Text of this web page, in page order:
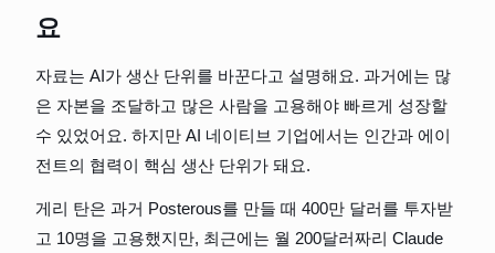
요
자료는 AI가 생산 단위를 바꾼다고 설명해요. 과거에는 많
은 자본을 조달하고 많은 사람을 고용해야 빠르게 성장할
수 있었어요. 하지만 AI 네이티브 기업에서는 인간과 에이
전트의 협력이 핵심 생산 단위가 돼요.
게리 탄은 과거 Posterous를 만들 때 400만 달러를 투자받
고 10명을 고용했지만, 최근에는 월 200달러짜리 Claude